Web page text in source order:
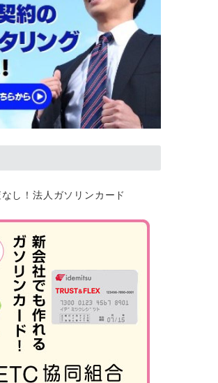
し！法人ガソリンカード